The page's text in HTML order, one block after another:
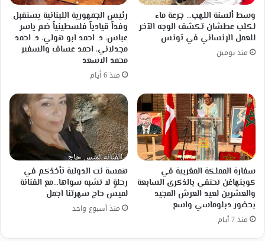
وسط ألسنة اللهب… جرعة ماء
لكلب عطشان تكشف الوجه الآخر
للعمل الإنساني في تونس
منذ يومين
رئيس الجمهورية اللبنانية يستقبل
وفداً قيادياً فلسطينياً ضم ياسر
عباس، د. احمد ابو هولي، د. احمد
مجدلاني، احمد عساف والسفير
محمد الاسعد
منذ 6 أيام
سفارة المملكة المغربية في
كوبنهاغن تحتفي بالذكرى السابعة
والعشرين لعيد العرش المجيد
بحضور دبلوماسي واسع
منذ 7 أيام
همسة نت الدولية تأخذكم في
رحلةٍ لا تشبه سواها…مع الفنانة
لميس حاج سهرتنا اجمل
منذ أسبوع واحد